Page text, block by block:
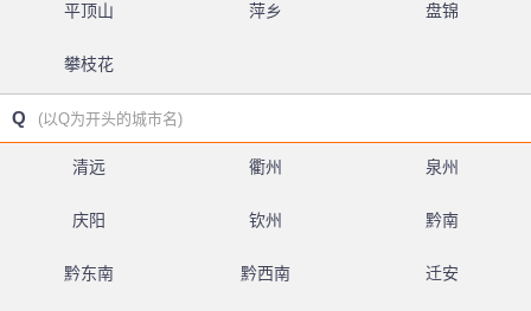
平顶山 萍乡 盘锦
攀枝花
Q (以Q为开头的城市名)
清远 衢州 泉州
庆阳 钦州 黔南
黔东南 黔西南 迁安